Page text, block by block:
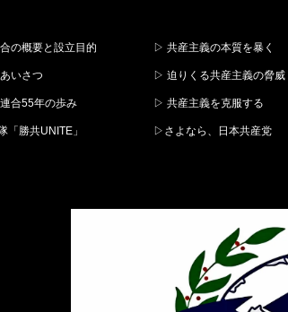
の概要と設立目的
いさつ
合55年の歩み
「勝共UNITE」
▷ 共産主義の本質を暴く
▷ 迫りくる共産主義の脅威
▷ 共産主義を克服する
▷さよなら、日本共産党